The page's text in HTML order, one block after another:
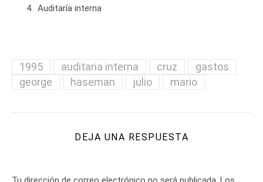
Auditaría interna
1995 auditaria interna cruz
gastos
george
haseman julio mario
DEJA UNA RESPUESTA